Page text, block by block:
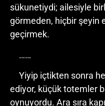
sükunetiydi; ailesiyle
görmeden, hiçbir şeyin
geçirmek.
……
Yiyip içtikten sonra
ediyor, küçük totemler
oynuyordu. Ara sıra